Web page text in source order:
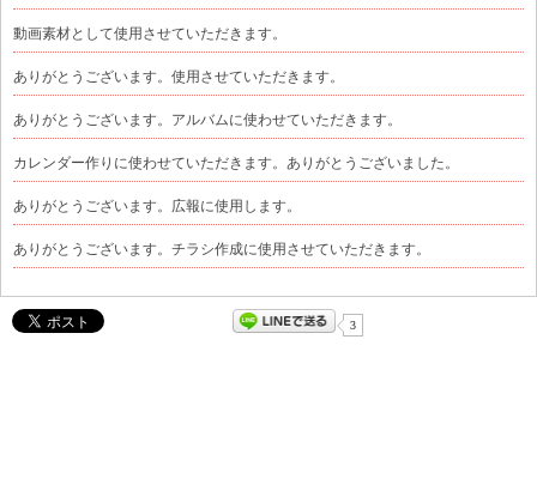
動画素材として使用させていただきます。
ありがとうございます。使用させていただきます。
ありがとうございます。アルバムに使わせていただきます。
カレンダー作りに使わせていただきます。ありがとうございました。
ありがとうございます。広報に使用します。
ありがとうございます。チラシ作成に使用させていただきます。
3